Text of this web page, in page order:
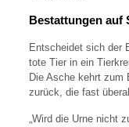
Bestattungen auf
Entscheidet sich der
tote Tier in ein
Die Asche kehrt zum
zurück, die fast
„Wird die Urne nicht